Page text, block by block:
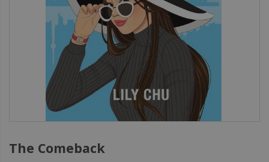
The Comeback